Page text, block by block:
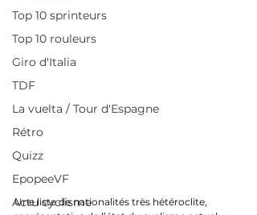
Top 10 sprinteurs
Top 10 rouleurs
Giro d'Italia
TDF
La vuelta / Tour d'Espagne
Rétro
Quizz
EpopeeVF
Actu cyclisme
Une liste de nationalités très hétéroclite,